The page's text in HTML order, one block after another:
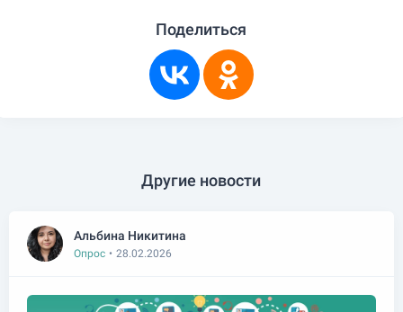
Поделиться
Другие новости
Альбина Никитина
Опрос • 28.02.2026